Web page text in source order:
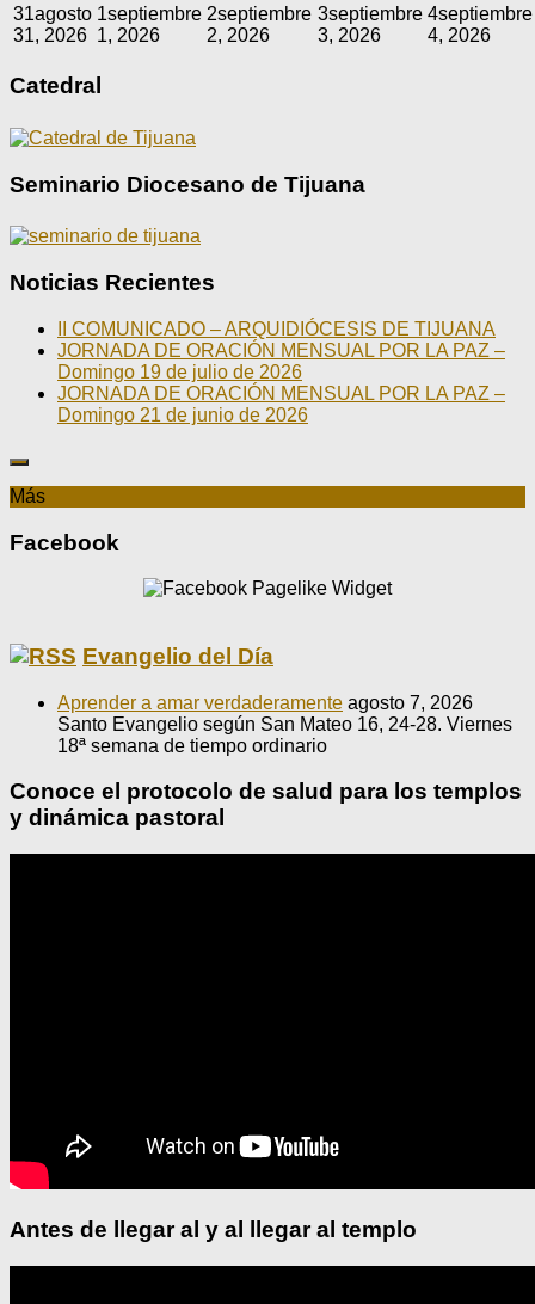
31agosto
31, 2026
1septiembre
1, 2026
2septiembre
2, 2026
3septiembre
3, 2026
4septiembre
4, 2026
Catedral
Seminario Diocesano de Tijuana
Noticias Recientes
II COMUNICADO – ARQUIDIÓCESIS DE TIJUANA
JORNADA DE ORACIÓN MENSUAL POR LA PAZ –
Domingo 19 de julio de 2026
JORNADA DE ORACIÓN MENSUAL POR LA PAZ –
Domingo 21 de junio de 2026
Más
Facebook
Evangelio del Día
Aprender a amar verdaderamente agosto 7, 2026
Santo Evangelio según San Mateo 16, 24-28. Viernes
18ª semana de tiempo ordinario
Conoce el protocolo de salud para los templos
y dinámica pastoral
Antes de llegar al y al llegar al templo